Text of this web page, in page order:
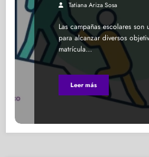
Tatiana Ariza Sosa
Las campañas escolares son
para alcanzar diversos
matrícula…
Leer más